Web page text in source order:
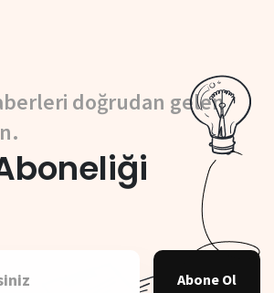
doğrudan gelen
Abone Ol